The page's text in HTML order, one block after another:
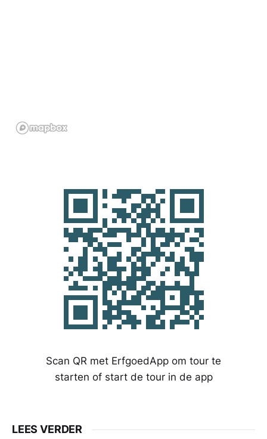
Scan QR met ErfgoedApp om tour te
starten of start de tour in de app
LEES VERDER